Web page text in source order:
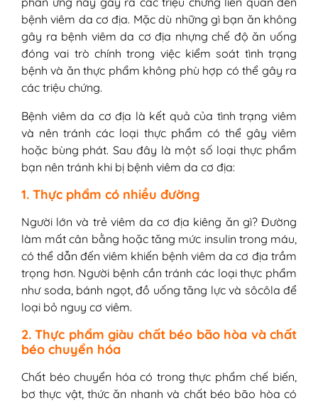
bệnh viêm da cơ địa. Mặc dù những gì bạn ăn không
gây ra bệnh viêm da cơ địa nhựng chế độ ăn uống
đóng vai trò chính trong việc kiểm soát tình trạng
bệnh và ăn thực phẩm không phù hợp có thể gây ra
các triệu chứng.
Bệnh viêm da cơ địa là kết quả của tình trạng viêm
và nên tránh các loại thực phẩm có thể gây viêm
hoặc bùng phát. Sau đây là một số loại thực phẩm
bạn nên tránh khi bị bệnh viêm da cơ địa:
1. Thực phẩm có nhiều đường
Người lớn và trẻ viêm da cơ địa kiêng ăn gì? Đường
làm mất cân bằng hoặc tăng mức insulin trong máu,
có thể dẫn đến viêm khiến bệnh viêm da cơ địa trầm
trọng hơn. Người bệnh cần tránh các loại thực phẩm
như soda, bánh ngọt, đồ uống tăng lực và sôcôla để
loại bỏ nguy cơ viêm.
2. Thực phẩm giàu chất béo bão hòa và chất
béo chuyển hóa
Chất béo chuyển hóa có trong thực phẩm chế biến,
bơ thực vật, thức ăn nhanh và chất béo bão hòa có